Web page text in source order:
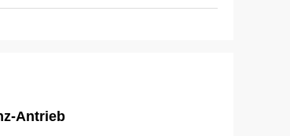
Antrieb